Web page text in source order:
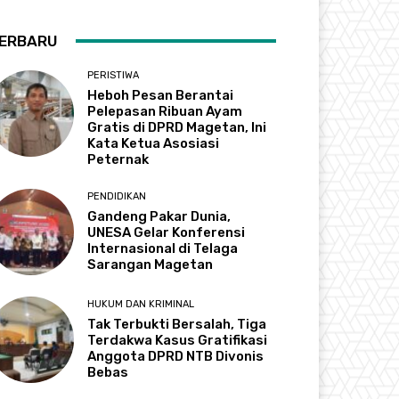
PERISTIWA
Heboh Pesan Berantai
Pelepasan Ribuan Ayam
Gratis di DPRD Magetan, Ini
Kata Ketua Asosiasi
Peternak
PENDIDIKAN
Gandeng Pakar Dunia,
UNESA Gelar Konferensi
Internasional di Telaga
Sarangan Magetan
HUKUM DAN KRIMINAL
Tak Terbukti Bersalah, Tiga
Terdakwa Kasus Gratifikasi
Anggota DPRD NTB Divonis
Bebas